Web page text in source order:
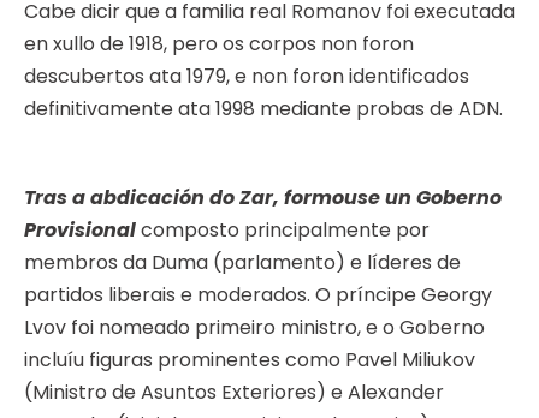
Cabe dicir que a familia real Romanov foi executada
en xullo de 1918, pero os corpos non foron
descubertos ata 1979, e non foron identificados
definitivamente ata 1998 mediante probas de ADN.
Tras a abdicación do Zar, formouse un Goberno
Provisionalcomposto principalmente por
membros da Duma (parlamento) e líderes de
partidos liberais e moderados. O príncipe Georgy
Lvov foi nomeado primeiro ministro, e o Goberno
incluíu figuras prominentes como Pavel Miliukov
(Ministro de Asuntos Exteriores) e Alexander